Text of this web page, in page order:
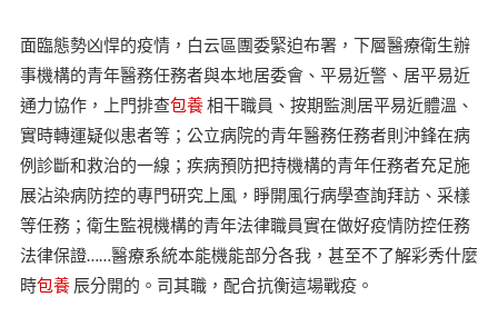
面臨態勢凶悍的疫情，白云區團委緊迫布署，下層醫療衛生辦
事機構的青年醫務任務者與本地居委會、平易近警、居平易近
通力協作，上門排查包養相干職員、按期監測居平易近體溫、
實時轉運疑似患者等；公立病院的青年醫務任務者則沖鋒在病
例診斷和救治的一線；疾病預防把持機構的青年任務者充足施
展沾染病防控的專門研究上風，睜開風行病學查詢拜訪、采樣
等任務；衛生監視機構的青年法律職員實在做好疫情防控任務
法律保證……醫療系統本能機能部分各我，甚至不了解彩秀什麼
時包養辰分開的。司其職，配合抗衡這場戰疫。